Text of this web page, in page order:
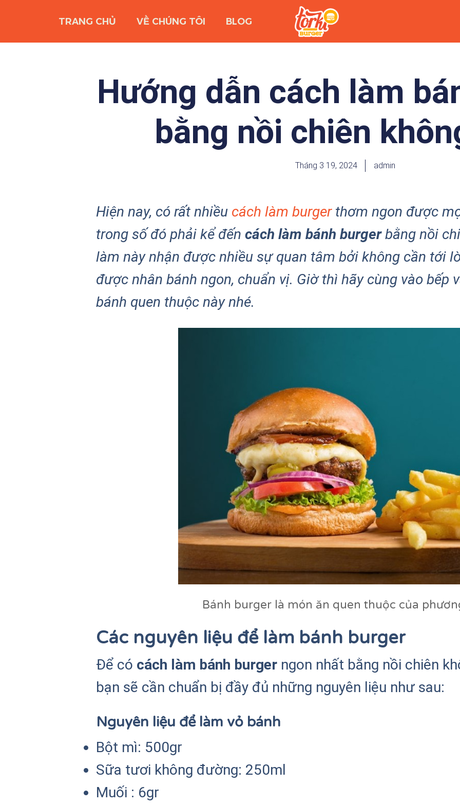
TRANG CHỦ VỀ CHÚNG TÔI BLOG
Hướng dẫn cách làm
bằng nồi chiên
Tháng 3 19, 2024 admin
Hiện nay, có rất nhiều cách làm burgerthơm ngon được
trong số đó phải kể đến cách làm bánh burgerbằng nồi
làm này nhận được nhiều sự quan tâm bởi không cần tới
được nhân bánh ngon, chuẩn vị. Giờ thì hãy cùng vào bếp
bánh quen thuộc này nhé.
Bánh burger là món ăn quen thuộc của
Các nguyên liệu để làm bánh burger
Để có cách làm bánh burger ngon nhất bằng nồi chiên
bạn sẽ cần chuẩn bị đầy đủ những nguyên liệu như sau:
Nguyên liệu để làm vỏ bánh
Bột mì: 500gr
Sữa tươi không đường: 250ml
Muối : 6gr